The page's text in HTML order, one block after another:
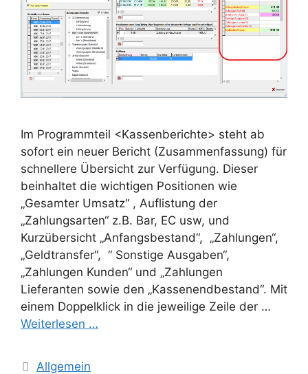
Im Programmteil <Kassenberichte> steht ab
sofort ein neuer Bericht (Zusammenfassung) für
schnellere Übersicht zur Verfügung. Dieser
beinhaltet die wichtigen Positionen wie
„Gesamter Umsatz“ , Auflistung der
„Zahlungsarten“ z.B. Bar, EC usw, und
Kurzübersicht „Anfangsbestand“, „Zahlungen“,
„Geldtransfer“, “ Sonstige Ausgaben“,
„Zahlungen Kunden“ und „Zahlungen
Lieferanten sowie den „Kassenendbestand“. Mit
einem Doppelklick in die jeweilige Zeile der …
Weiterlesen …
Kategorien
Allgemein